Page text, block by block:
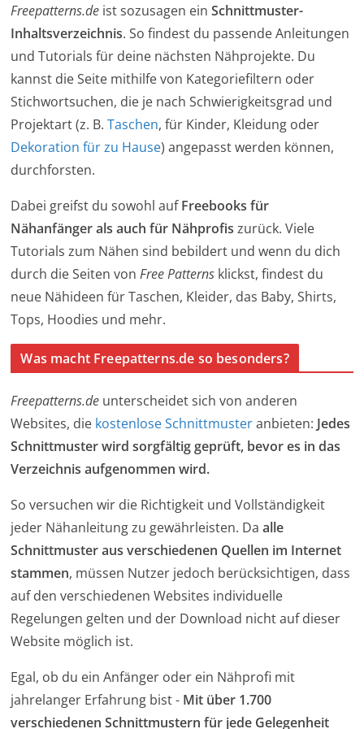
Freepatterns.de ist sozusagen einSchnittmuster-
Inhaltsverzeichnis. So findest du passende Anleitungen
und Tutorials für deine nächsten Nähprojekte. Du
kannst die Seite mithilfe von Kategoriefiltern oder
Stichwortsuchen, die je nach Schwierigkeitsgrad und
Projektart (z. B.Taschen, für Kinder, Kleidung oder
Dekoration für zu Hause) angepasst werden können,
durchforsten.
Dabei greifst du sowohl aufFreebooks für
Nähanfänger als auch für Nähprofis zurück. Viele
Tutorials zum Nähen sind bebildert und wenn du dich
durch die Seiten von Free Patterns klickst, findest du
neue Nähideen für Taschen, Kleider, das Baby, Shirts,
Tops, Hoodies und mehr.
Was macht Freepatterns.de so besonders?
Freepatterns.de unterscheidet sich von anderen
Websites, die kostenlose Schnittmusteranbieten: Jedes
Schnittmuster wird sorgfältig geprüft, bevor es in das
Verzeichnis aufgenommen wird.
So versuchen wir die Richtigkeit und Vollständigkeit
jeder Nähanleitung zu gewährleisten. Daalle
Schnittmuster aus verschiedenen Quellen im Internet
stammen, müssen Nutzer jedoch berücksichtigen, dass
auf den verschiedenen Websites individuelle
Regelungen gelten und der Download nicht auf dieser
Website möglich ist.
Egal, ob du ein Anfänger oder ein Nähprofi mit
jahrelanger Erfahrung bist - Mit über 1.700
verschiedenen Schnittmustern für jede Gelegenheit